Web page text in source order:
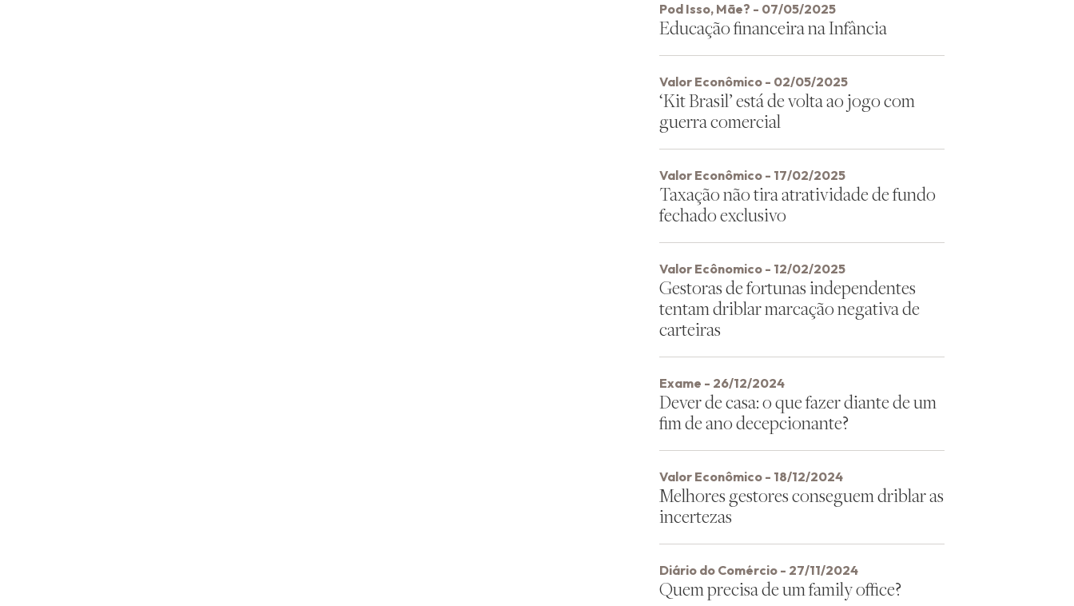
Pod Isso, Mãe? - 07/05/2025
Educação financeira na Infância
Valor Econômico - 02/05/2025
‘Kit Brasil’ está de volta ao jogo com
guerra comercial
Valor Econômico - 17/02/2025
Taxação não tira atratividade de fundo
fechado exclusivo
Valor Ecônomico - 12/02/2025
Gestoras de fortunas independentes
tentam driblar marcação negativa de
carteiras
Exame - 26/12/2024
Dever de casa: o que fazer diante de um
fim de ano decepcionante?
Valor Econômico - 18/12/2024
Melhores gestores conseguem driblar as
incertezas
Diário do Comércio - 27/11/2024
Quem precisa de um family office?